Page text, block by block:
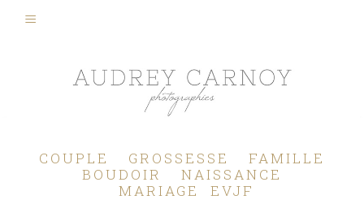
COUPLE GROSSESSE
FAMILLE
BOUDOIR
NAISSANCE
MARIAGE
EVJF